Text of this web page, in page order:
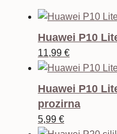
Huawei P10
11,99 €
Huawei P10
prozirna
5,99 €